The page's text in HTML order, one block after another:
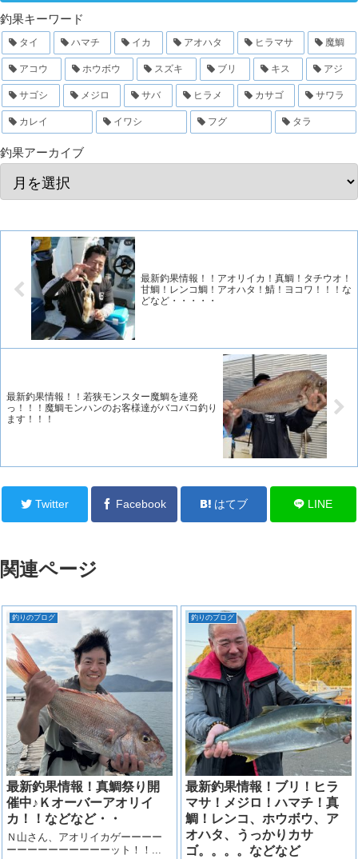
釣果キーワード
タイ ハマチ イカ アオハタ ヒラマサ 魔鯛
アコウ ホウボウ スズキ ブリ キス アジ
サゴシ メジロ サバ ヒラメ カサゴ サワラ
カレイ イワシ フグ タラ
釣果アーカイブ
最新釣果情報！！アオリイカ！真鯛！タチウオ！
甘鯛！レンコ鯛！アオハタ！鯖！ヨコワ！！！な
どなど・・・・・
最新釣果情報！！若狭モンスター魔鯛を連発
っ！！！魔鯛モンハンのお客様達がバコバコ釣り
ます！！！
Twitter Facebook はてブ LINE
関連ページ
釣りのブログ
最新釣果情報！真鯛祭り開
催中♪Ｋオーバーアオリイ
カ！！などなど・・
Ｎ山さん、アオリイカゲーーーー
ーーーーーーーーーーット！！...
釣りのブログ
最新釣果情報！ブリ！ヒラ
マサ！メジロ！ハマチ！真
鯛！レンコ、ホウボウ、ア
オハタ、うっかりカサ
ゴ。。。。などなど